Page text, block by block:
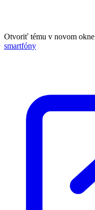
Otvoriť tému v novom okne
smartfóny